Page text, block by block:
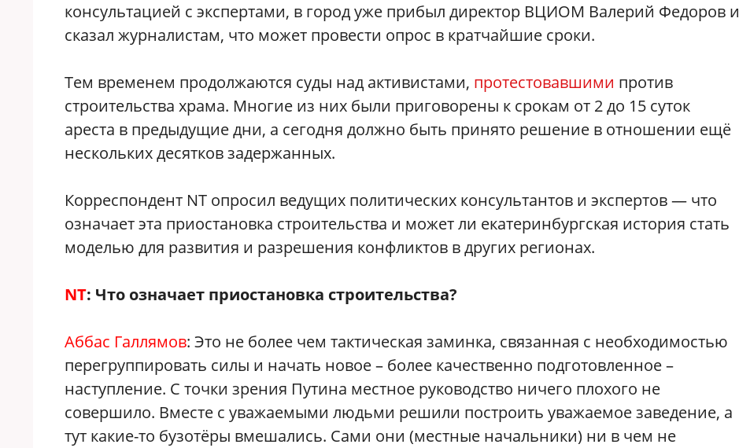
консультацией с экспертами, в город уже прибыл директор ВЦИОМ Валерий Федоров и
сказал журналистам, что может провести опрос в кратчайшие сроки.
Тем временем продолжаются суды над активистами, протестовавшими против
строительства храма. Многие из них были приговорены к срокам от 2 до 15 суток
ареста в предыдущие дни, а сегодня должно быть принято решение в отношении ещё
нескольких десятков задержанных.
Корреспондент NT опросил ведущих политических консультантов и экспертов — что
означает эта приостановка строительства и может ли екатеринбургская история стать
моделью для развития и разрешения конфликтов в других регионах.
NT: Что означает приостановка строительства?
Аббас Галлямов: Это не более чем тактическая заминка, связанная с необходимостью
перегруппировать силы и начать новое – более качественно подготовленное –
наступление. С точки зрения Путина местное руководство ничего плохого не
совершило. Вместе с уважаемыми людьми решили построить уважаемое заведение, а
тут какие-то бузотёры вмешались. Сами они (местные начальники) ни в чем не